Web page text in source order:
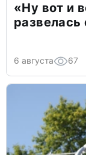
«Ну вот и
6 августа 67